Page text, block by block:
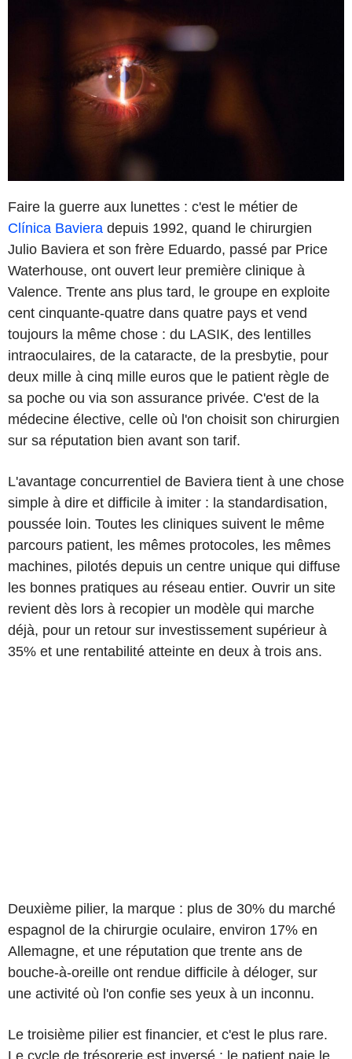
Faire la guerre aux lunettes : c'est le métier de
Clínica Baviera depuis 1992, quand le chirurgien
Julio Baviera et son frère Eduardo, passé par Price
Waterhouse, ont ouvert leur première clinique à
Valence. Trente ans plus tard, le groupe en exploite
cent cinquante-quatre dans quatre pays et vend
toujours la même chose : du LASIK, des lentilles
intraoculaires, de la cataracte, de la presbytie, pour
deux mille à cinq mille euros que le patient règle de
sa poche ou via son assurance privée. C'est de la
médecine élective, celle où l'on choisit son chirurgien
sur sa réputation bien avant son tarif.
L'avantage concurrentiel de Baviera tient à une chose
simple à dire et difficile à imiter : la standardisation,
poussée loin. Toutes les cliniques suivent le même
parcours patient, les mêmes protocoles, les mêmes
machines, pilotés depuis un centre unique qui diffuse
les bonnes pratiques au réseau entier. Ouvrir un site
revient dès lors à recopier un modèle qui marche
déjà, pour un retour sur investissement supérieur à
35% et une rentabilité atteinte en deux à trois ans.
Deuxième pilier, la marque : plus de 30% du marché
espagnol de la chirurgie oculaire, environ 17% en
Allemagne, et une réputation que trente ans de
bouche-à-oreille ont rendue difficile à déloger, sur
une activité où l'on confie ses yeux à un inconnu.
Le troisième pilier est financier, et c'est le plus rare.
Le cycle de trésorerie est inversé : le patient paie le